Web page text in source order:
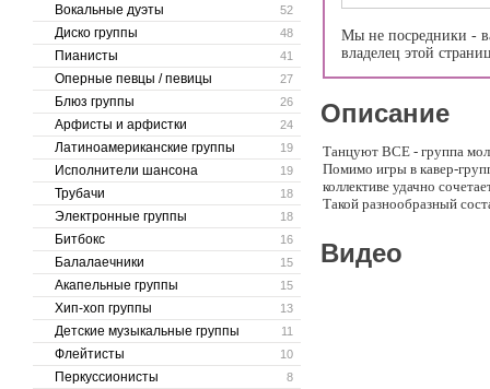
52
Вокальные дуэты
48
Диско группы
41
Пианисты
27
Оперные певцы / певицы
26
Блюз группы
24
Арфисты и арфистки
19
Латиноамериканские группы
19
Исполнители шансона
18
Трубачи
18
Электронные группы
16
Битбокс
15
Балалаечники
15
Акапельные группы
13
Хип-хоп группы
11
Детские музыкальные группы
10
Флейтисты
8
Перкуссионисты
Мы не посредники -
владелец этой
Описание
Танцуют ВСЕ - группа
Помимо игры в кавер-
коллективе удачно
Такой разнообразный
Видео